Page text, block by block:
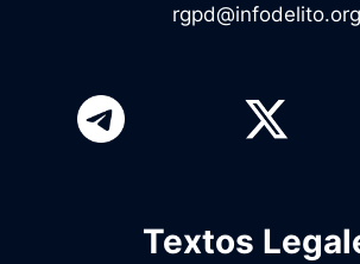
rgpd@infodelito.org
Textos